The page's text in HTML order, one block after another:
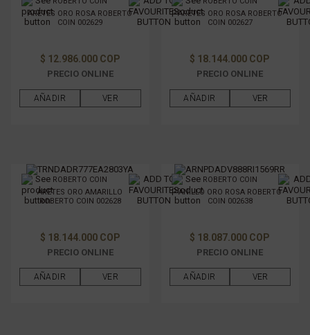
ARETES ORO ROSA ROBERTO
COIN 002629
$ 12.986.000 COP
PRECIO ONLINE
AÑADIR VER
ARETES ORO ROSA ROBERTO
COIN 002627
$ 18.144.000 COP
PRECIO ONLINE
AÑADIR VER
ROBERTO COIN
ARETES ORO AMARILLO
ROBERTO COIN 002628
$ 18.144.000 COP
PRECIO ONLINE
AÑADIR VER
ROBERTO COIN
ANILLO ORO ROSA ROBERTO
COIN 002638
$ 18.087.000 COP
PRECIO ONLINE
AÑADIR VER